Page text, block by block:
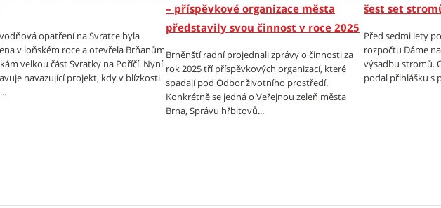
opatření na Svratce byla
v loňském roce a otevřela Brňanům
velkou část Svratky na Poříčí. Nyní
navazující projekt, kdy v blízkosti
– příspěvkové organizace města
představily svou činnost v roce 2025
Brněnští radní projednali zprávy o činnosti za
rok 2025 tří příspěvkových organizací, které
spadají pod Odbor životního prostředí.
Konkrétně se jedná o Veřejnou zeleň města
Brna, Správu hřbitovů...
šest set
Před sedmi lety
rozpočtu Dáme
výsadbu stromů.
podal přihlášku s